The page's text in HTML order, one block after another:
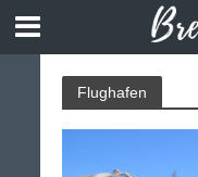
Flughafen